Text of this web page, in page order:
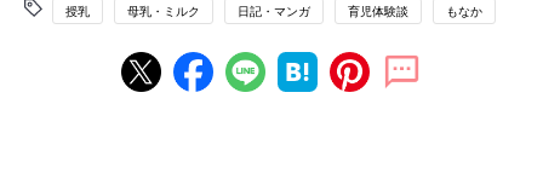
授乳 母乳・ミルク 日記・マンガ 育児体験談 もなか